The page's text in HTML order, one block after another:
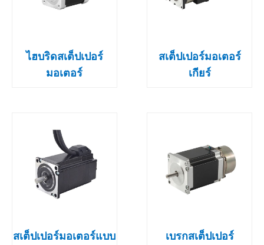
ไฮบริดสเต็ปเปอร์
มอเตอร์
สเต็ปเปอร์มอเตอร์
เกียร์
สเต็ปเปอร์มอเตอร์แบบ
เบรกสเต็ปเปอร์